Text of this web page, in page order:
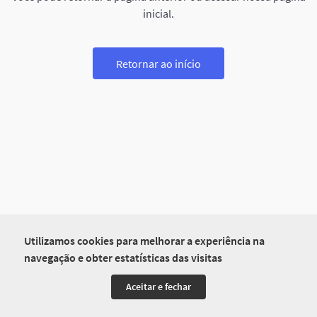
Utilizamos cookies para melhorar a experiência na
navegação e obter estatísticas das visitas
Aceitar e fechar
inicial.
Retornar ao início